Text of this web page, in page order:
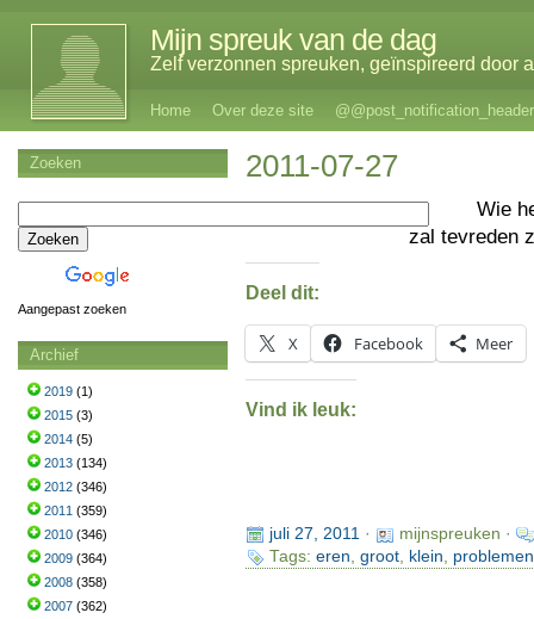
Mijn spreuk van de dag
Zelf verzonnen spreuken, geïnspireerd door
Home Over deze site @@post_notification_header
2011-07-27
Wie
zal tevreden
Deel dit:
X Facebook Meer
Vind ik leuk:
juli 27, 2011·
mijnspreuken ·
Tags: eren, groot, klein, problemen
Zoeken
Aangepast zoeken
Archief
2019 (1)
2015 (3)
2014 (5)
2013 (134)
2012 (346)
2011 (359)
2010 (346)
2009 (364)
2008 (358)
2007 (362)